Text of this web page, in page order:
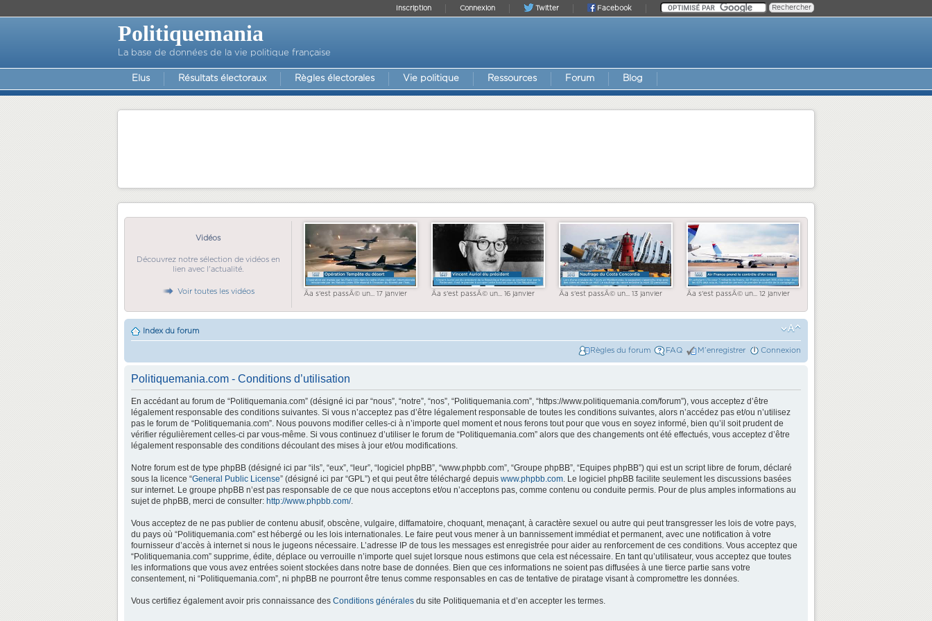
Facebook
Twitter
Connexion
Inscription
Politiquemania
La base de données de la vie politique française
Elus Résultats électoraux Règles électorales Vie politique Ressources Forum Blog
Vidéos
Découvrez notre sélection de vidéos en
lien avec l'actualité.
Voir toutes les vidéos Ãa s'est passÃ© un... 17 janvier Ãa s'est passÃ© un... 16 janvier Ãa s'est passÃ© un... 13 janvier Ãa s'est passÃ© un... 12 janvier
Index du forum
Règles du forum FAQ M’enregistrer Connexion
Politiquemania.com - Conditions d’utilisation
En accédant au forum de “Politiquemania.com” (désigné ici par “nous”, “notre”, “nos”, “Politiquemania.com”, “https://www.politiquemania.com/forum”), vous acceptez d’être
légalement responsable des conditions suivantes. Si vous n’acceptez pas d’être légalement responsable de toutes les conditions suivantes, alors n’accédez pas et/ou n’utilisez
pas le forum de “Politiquemania.com”. Nous pouvons modifier celles-ci à n’importe quel moment et nous ferons tout pour que vous en soyez informé, bien qu’il soit prudent de
vérifier régulièrement celles-ci par vous-même. Si vous continuez d’utiliser le forum de “Politiquemania.com” alors que des changements ont été effectués, vous acceptez d’être
légalement responsable des conditions découlant des mises à jour et/ou modifications.
Notre forum est de type phpBB (désigné ici par “ils”, “eux”, “leur”, “logiciel phpBB”, “www.phpbb.com”, “Groupe phpBB”, “Equipes phpBB”) qui est un script libre de forum, déclaré
sous la licence “General Public License” (désigné ici par “GPL”) et qui peut être téléchargé depuis www.phpbb.com. Le logiciel phpBB facilite seulement les discussions basées
sur internet. Le groupe phpBB n’est pas responsable de ce que nous acceptons et/ou n’acceptons pas, comme contenu ou conduite permis. Pour de plus amples informations au
sujet de phpBB, merci de consulter: http://www.phpbb.com/.
Vous acceptez de ne pas publier de contenu abusif, obscène, vulgaire, diffamatoire, choquant, menaçant, à caractère sexuel ou autre qui peut transgresser les lois de votre pays,
du pays où “Politiquemania.com” est hébergé ou les lois internationales. Le faire peut vous mener à un bannissement immédiat et permanent, avec une notification à votre
fournisseur d’accès à internet si nous le jugeons nécessaire. L’adresse IP de tous les messages est enregistrée pour aider au renforcement de ces conditions. Vous acceptez que
“Politiquemania.com” supprime, édite, déplace ou verrouille n’importe quel sujet lorsque nous estimons que cela est nécessaire. En tant qu’utilisateur, vous acceptez que toutes
les informations que vous avez entrées soient stockées dans notre base de données. Bien que ces informations ne soient pas diffusées à une tierce partie sans votre
consentement, ni “Politiquemania.com”, ni phpBB ne pourront être tenus comme responsables en cas de tentative de piratage visant à compromettre les données.
Vous certifiez également avoir pris connaissance des Conditions générales du site Politiquemania et d’en accepter les termes.